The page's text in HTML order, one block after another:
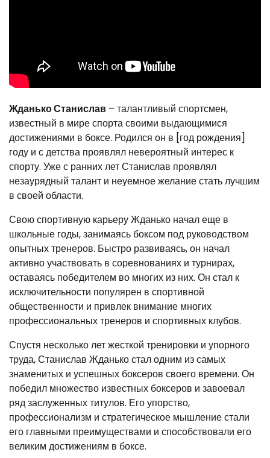
Жданько Станислав – талантливый спортсмен,
известный в мире спорта своими выдающимися
достижениями в боксе. Родился он в [год рождения]
году и с детства проявлял невероятный интерес к
спорту. Уже с ранних лет Станислав проявлял
незаурядный талант и неуемное желание стать лучшим
в своей области.
Свою спортивную карьеру Жданько начал еще в
школьные годы, занимаясь боксом под руководством
опытных тренеров. Быстро развиваясь, он начал
активно участвовать в соревнованиях и турнирах,
оставаясь победителем во многих из них. Он стал к
исключительности популярен в спортивной
общественности и привлек внимание многих
профессиональных тренеров и спортивных клубов.
Спустя несколько лет жесткой тренировки и упорного
труда, Станислав Жданько стал одним из самых
знаменитых и успешных боксеров своего времени. Он
победил множество известных боксеров и завоевал
ряд заслуженных титулов. Его упорство,
профессионализм и стратегическое мышление стали
его главными преимуществами и способствовали его
великим достижениям в боксе.